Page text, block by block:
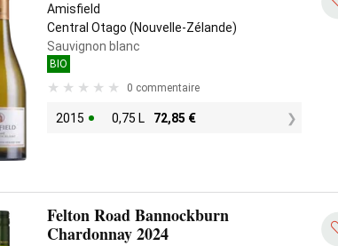
Amisfield
Central Otago (Nouvelle-Zélande)
Sauvignon blanc
BIO
0 commentaire
2015 0,75 L 72,85 €
Felton Road Bannockburn
Chardonnay 2024